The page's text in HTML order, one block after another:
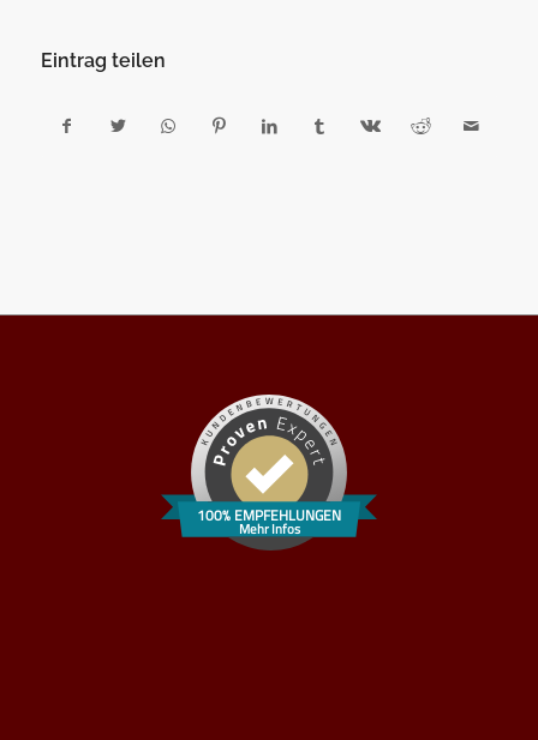
Eintrag teilen
100% EMPFEHLUNGEN
Mehr Infos